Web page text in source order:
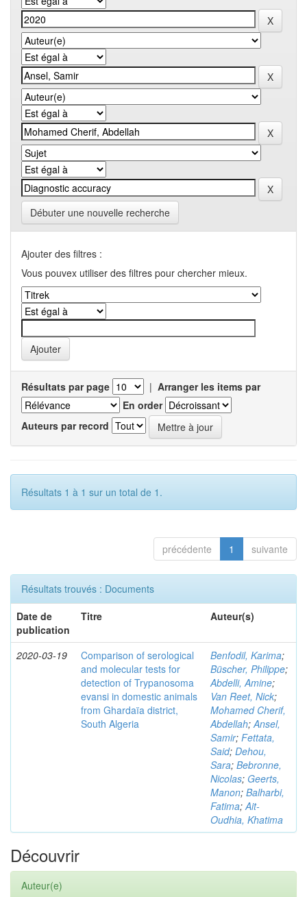
Débuter une nouvelle recherche
Ajouter des filtres :
Vous pouvex utiliser des filtres pour chercher mieux.
Résultats par page | Arranger les items par
En order
Auteurs par record
Résultats 1 à 1 sur un total de 1.
précédente 1 suivante
Résultats trouvés : Documents
Date de
publication
Titre Auteur(s)
2020-03-19
Comparison of serological
and molecular tests for
detection of Trypanosoma
evansi in domestic animals
from Ghardaïa district,
South Algeria
Benfodil, Karima;
Büscher, Philippe;
Abdelli, Amine;
Van Reet, Nick;
Mohamed Cherif,
Abdellah;Ansel,
Samir; Fettata,
Said; Dehou,
Sara; Bebronne,
Nicolas; Geerts,
Manon; Balharbi,
Fatima;Ait-
Oudhia, Khatima
Découvrir
Auteur(e)